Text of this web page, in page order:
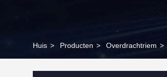
Huis > Producten > Overdrachtriem >